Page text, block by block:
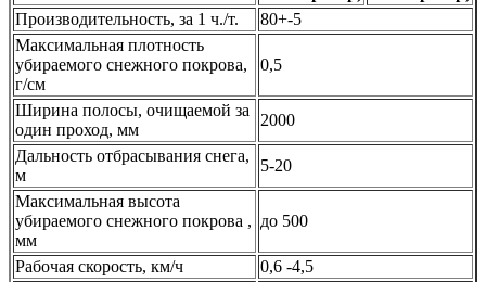
Производительность, за 1 ч./т.
80+-5
Максимальная плотность
убираемого снежного покрова,
г/см
0,5
Ширина полосы, очищаемой за
один проход, мм
2000
Дальность отбрасывания снега,
м
5-20
Максимальная высота
убираемого снежного покрова ,
мм
до 500
Рабочая скорость, км/ч
0,6 -4,5